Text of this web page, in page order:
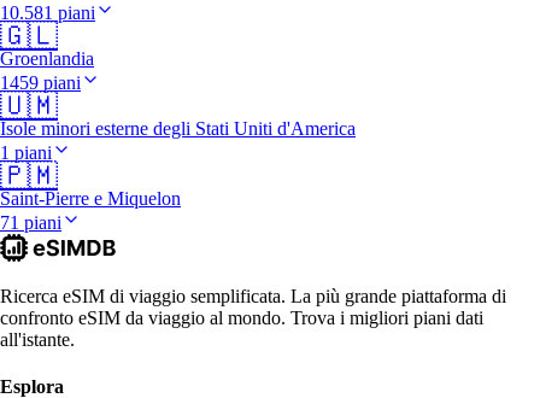
10.581 piani
🇬🇱
Groenlandia
1459 piani
🇺🇲
Isole minori esterne degli Stati Uniti d'America
1 piani
🇵🇲
Saint-Pierre e Miquelon
71 piani
Ricerca eSIM di viaggio semplificata. La più grande piattaforma di
confronto eSIM da viaggio al mondo. Trova i migliori piani dati
all'istante.
Esplora